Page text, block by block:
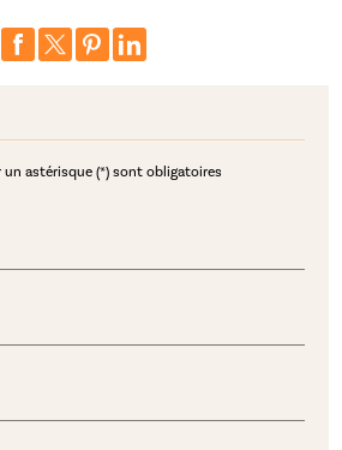
un astérisque (*) sont obligatoires